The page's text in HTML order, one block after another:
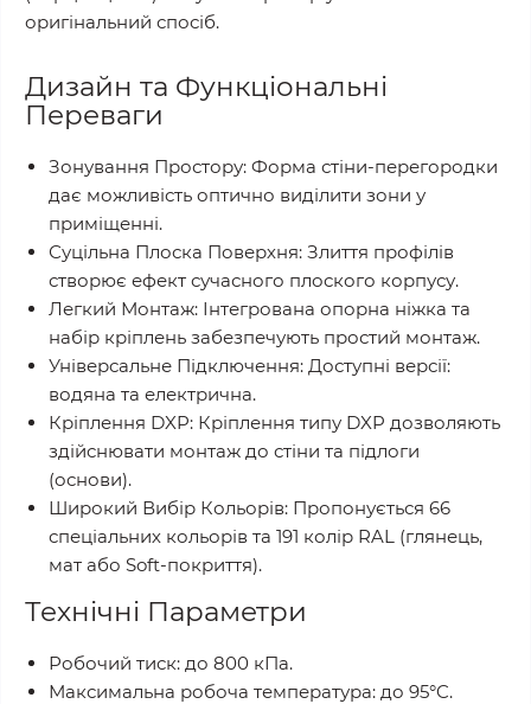
оригінальний спосіб.
Дизайн та Функціональні
Переваги
Зонування Простору: Форма стіни-перегородки
дає можливість оптично виділити зони у
приміщенні.
Суцільна Плоска Поверхня: Злиття профілів
створює ефект сучасного плоского корпусу.
Легкий Монтаж: Інтегрована опорна ніжка та
набір кріплень забезпечують простий монтаж.
Універсальне Підключення: Доступні версії:
водяна та електрична.
Кріплення DXP: Кріплення типу DXP дозволяють
здійснювати монтаж до стіни та підлоги
(основи).
Широкий Вибір Кольорів: Пропонується 66
спеціальних кольорів та 191 колір RAL (глянець,
мат або Soft-покриття).
Технічні Параметри
Робочий тиск: до 800 кПа.
Максимальна робоча температура: до 95°C.